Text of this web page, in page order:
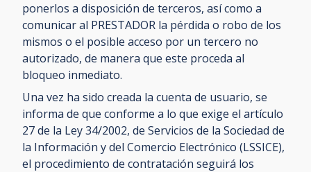
ponerlos a disposición de terceros, así como a
comunicar al PRESTADOR la pérdida o robo de los
mismos o el posible acceso por un tercero no
autorizado, de manera que este proceda al
bloqueo inmediato.
Una vez ha sido creada la cuenta de usuario, se
informa de que conforme a lo que exige el artículo
27 de la Ley 34/2002, de Servicios de la Sociedad de
la Información y del Comercio Electrónico (LSSICE),
el procedimiento de contratación seguirá los